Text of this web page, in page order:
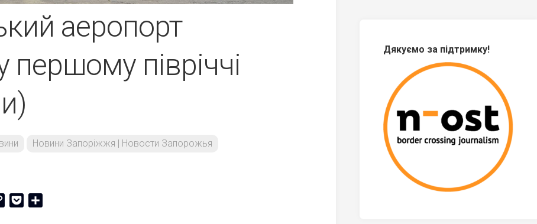
аеропорт
півріччі
Новини Запоріжжя | Новости Запорожья
Copy
Pocket
Дякуємо за підтримку!